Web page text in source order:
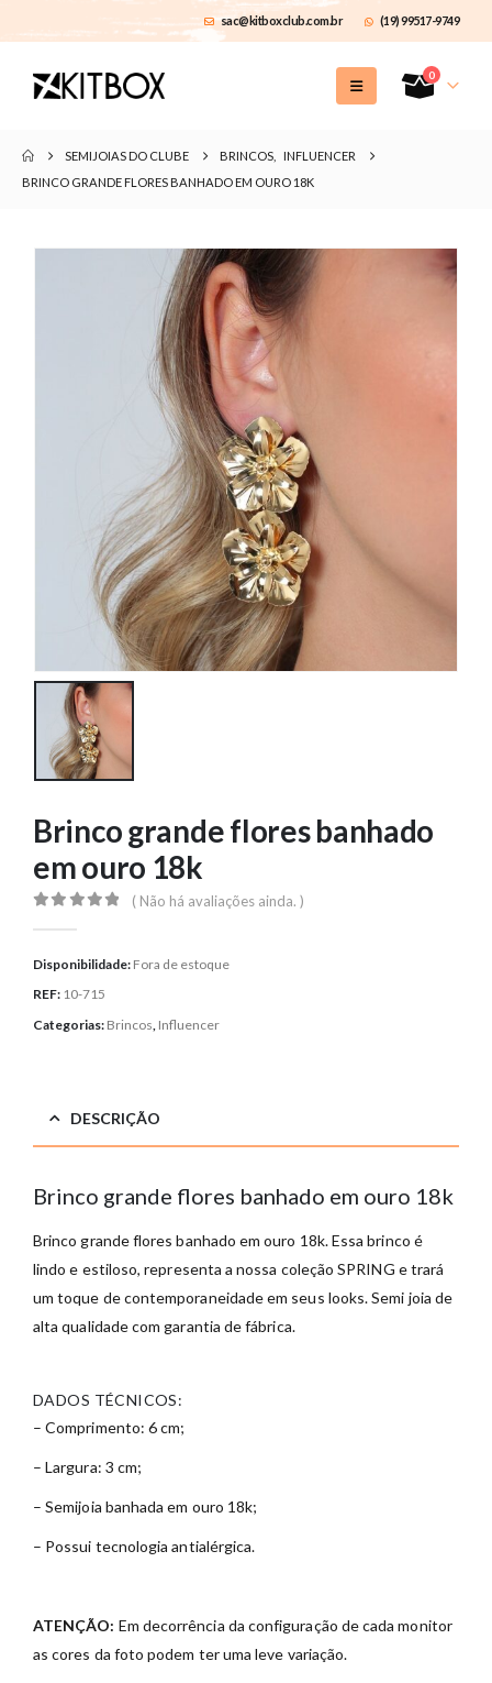
sac@kitboxclub.com.br (19) 99517-9749
0
SEMIJOIAS DO CLUBE BRINCOS
INFLUENCER
BRINCO GRANDE FLORES BANHADO EM OURO 18K
Brinco grande flores banhado
em ouro 18k
( Não há avaliações ainda. )
Disponibilidade: Fora de estoque
REF: 10-715
Categorias: Brincos, Influencer
DESCRIÇÃO
Brinco grande flores banhado em ouro 18k
Brinco grande flores banhado em ouro 18k. Essa brinco é
lindo e estiloso, representa a nossa coleção SPRING e trará
um toque de contemporaneidade em seus looks. Semi joia de
alta qualidade com garantia de fábrica.
DADOS TÉCNICOS:
– Comprimento: 6 cm;
– Largura: 3 cm;
– Semijoia banhada em ouro 18k;
– Possui tecnologia antialérgica.
ATENÇÃO: Em decorrência da configuração de cada monitor
as cores da foto podem ter uma leve variação.